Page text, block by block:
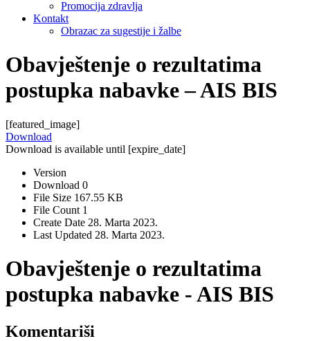
Promocija zdravlja
Kontakt
Obrazac za sugestije i žalbe
Obavještenje o rezultatima
postupka nabavke – AIS BIS
[featured_image]
Download
Download is available until [expire_date]
Version
Download 0
File Size 167.55 KB
File Count 1
Create Date 28. Marta 2023.
Last Updated 28. Marta 2023.
Obavještenje o rezultatima
postupka nabavke - AIS BIS
Komentariši